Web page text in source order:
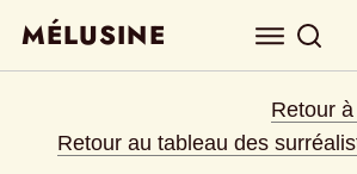
MÉLUSINE
Retour
Retour au tableau des